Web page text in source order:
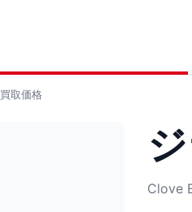
買取価格
Clove